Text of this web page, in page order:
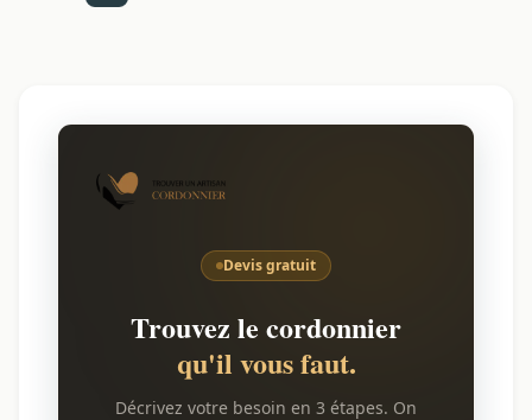
Devis gratuit
Trouvez le cordonnier
qu'il vous faut.
Décrivez votre besoin en 3 étapes. On